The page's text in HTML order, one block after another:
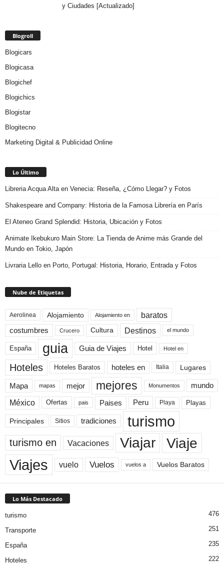
y Ciudades [Actualizado]
Blogroll
Blogicars
Blogicasa
Blogichef
Blogichics
Blogistar
Blogitecno
Marketing Digital & Publicidad Online
Lo Último
Libreria Acqua Alta en Venecia: Reseña, ¿Cómo Llegar? y Fotos
Shakespeare and Company: Historia de la Famosa Librería en París
El Ateneo Grand Splendid: Historia, Ubicación y Fotos
Animate Ikebukuro Main Store: La Tienda de Anime más Grande del
Mundo en Tokio, Japón
Livraria Lello en Porto, Portugal: Historia, Horario, Entrada y Fotos
Nube de Etiquetas
Aerolinea Alojamiento Alojamiento en baratos
costumbres Crucero Cultura Destinos el mundo
España guia Guia de Viajes Hotel Hotel en
Hoteles Hoteles Baratos hoteles en Italia Lugares
Mapa mapas mejor mejores Monumentos mundo
México Ofertas pais Paises Peru Playa Playas
Principales Sitios tradiciones turismo
turismo en Vacaciones Viajar Viaje
Viajes vuelo Vuelos vuelos a Vuelos Baratos
Lo Más Destacado
turismo 476
Transporte 251
España 235
Hoteles 222